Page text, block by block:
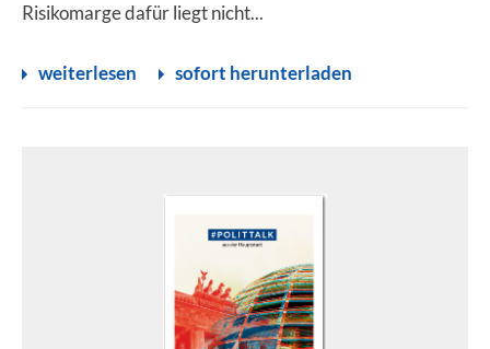
Risikomarge dafür liegt nicht...
weiterlesen sofort herunterladen